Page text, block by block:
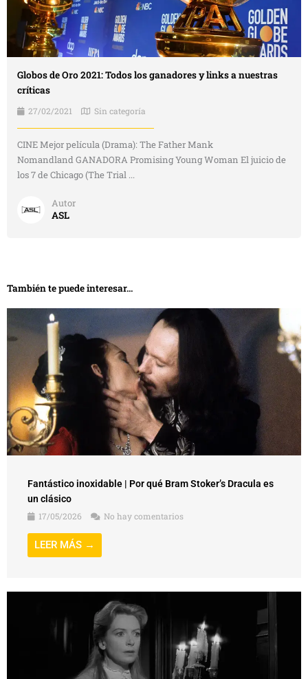
Globos de Oro 2021: Todos los ganadores y links a nuestras
críticas
27/02/2021 Sin categoría
CINE Mejor película (Drama): The Father Mank
Nomandland GANADORA Promising Young Woman El juicio de
los 7 de Chicago (The Trial ...
Autor
ASL
También te puede interesar...
Fantástico inoxidable | Por qué Bram Stoker’s Dracula es
un clásico
17/05/2026
No hay comentarios
LEER MÁS →